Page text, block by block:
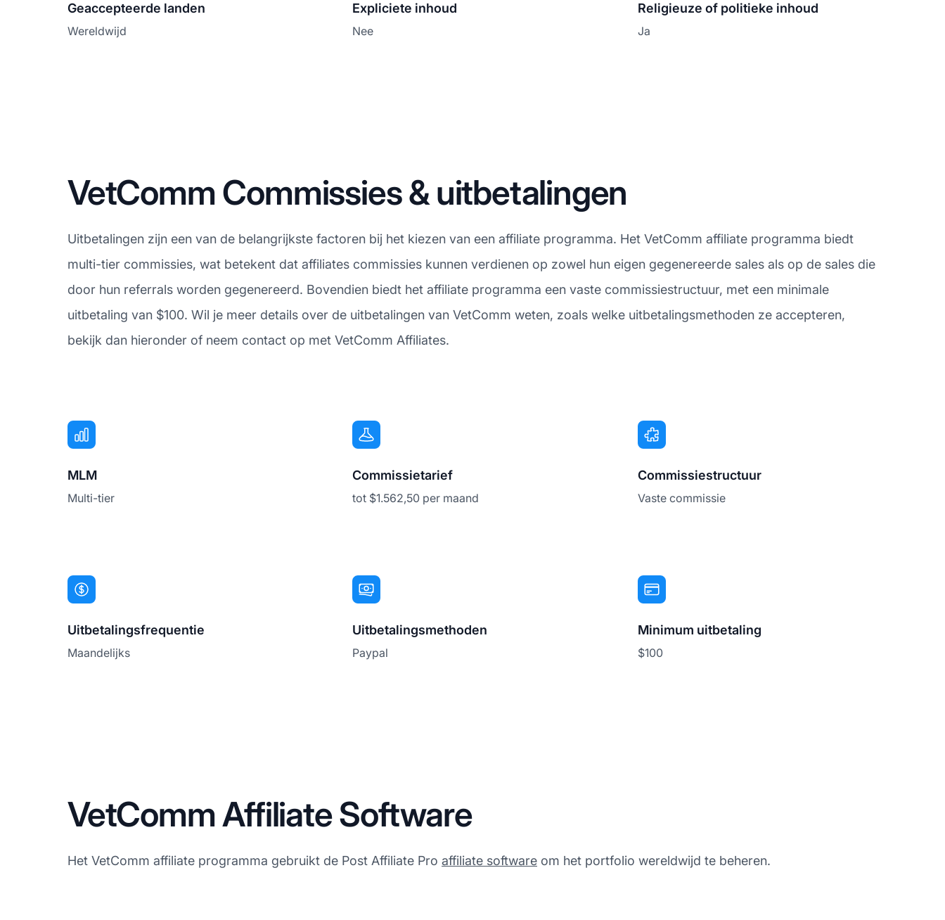
Geaccepteerde landen
Wereldwijd
Expliciete inhoud
Nee
Religieuze of politieke inhoud
Ja
VetComm Commissies & uitbetalingen
Uitbetalingen zijn een van de belangrijkste factoren bij het kiezen van een affiliate programma. Het VetComm affiliate programma biedt
multi-tier commissies, wat betekent dat affiliates commissies kunnen verdienen op zowel hun eigen gegenereerde sales als op de sales die
door hun referrals worden gegenereerd. Bovendien biedt het affiliate programma een vaste commissiestructuur, met een minimale
uitbetaling van $100. Wil je meer details over de uitbetalingen van VetComm weten, zoals welke uitbetalingsmethoden ze accepteren,
bekijk dan hieronder of neem contact op met VetComm Affiliates.
MLM
Multi-tier
Commissietarief
tot $1.562,50 per maand
Commissiestructuur
Vaste commissie
Uitbetalingsfrequentie
Maandelijks
Uitbetalingsmethoden
Paypal
Minimum uitbetaling
$100
VetComm Affiliate Software
Het VetComm affiliate programma gebruikt de Post Affiliate Pro affiliate software om het portfolio wereldwijd te beheren.